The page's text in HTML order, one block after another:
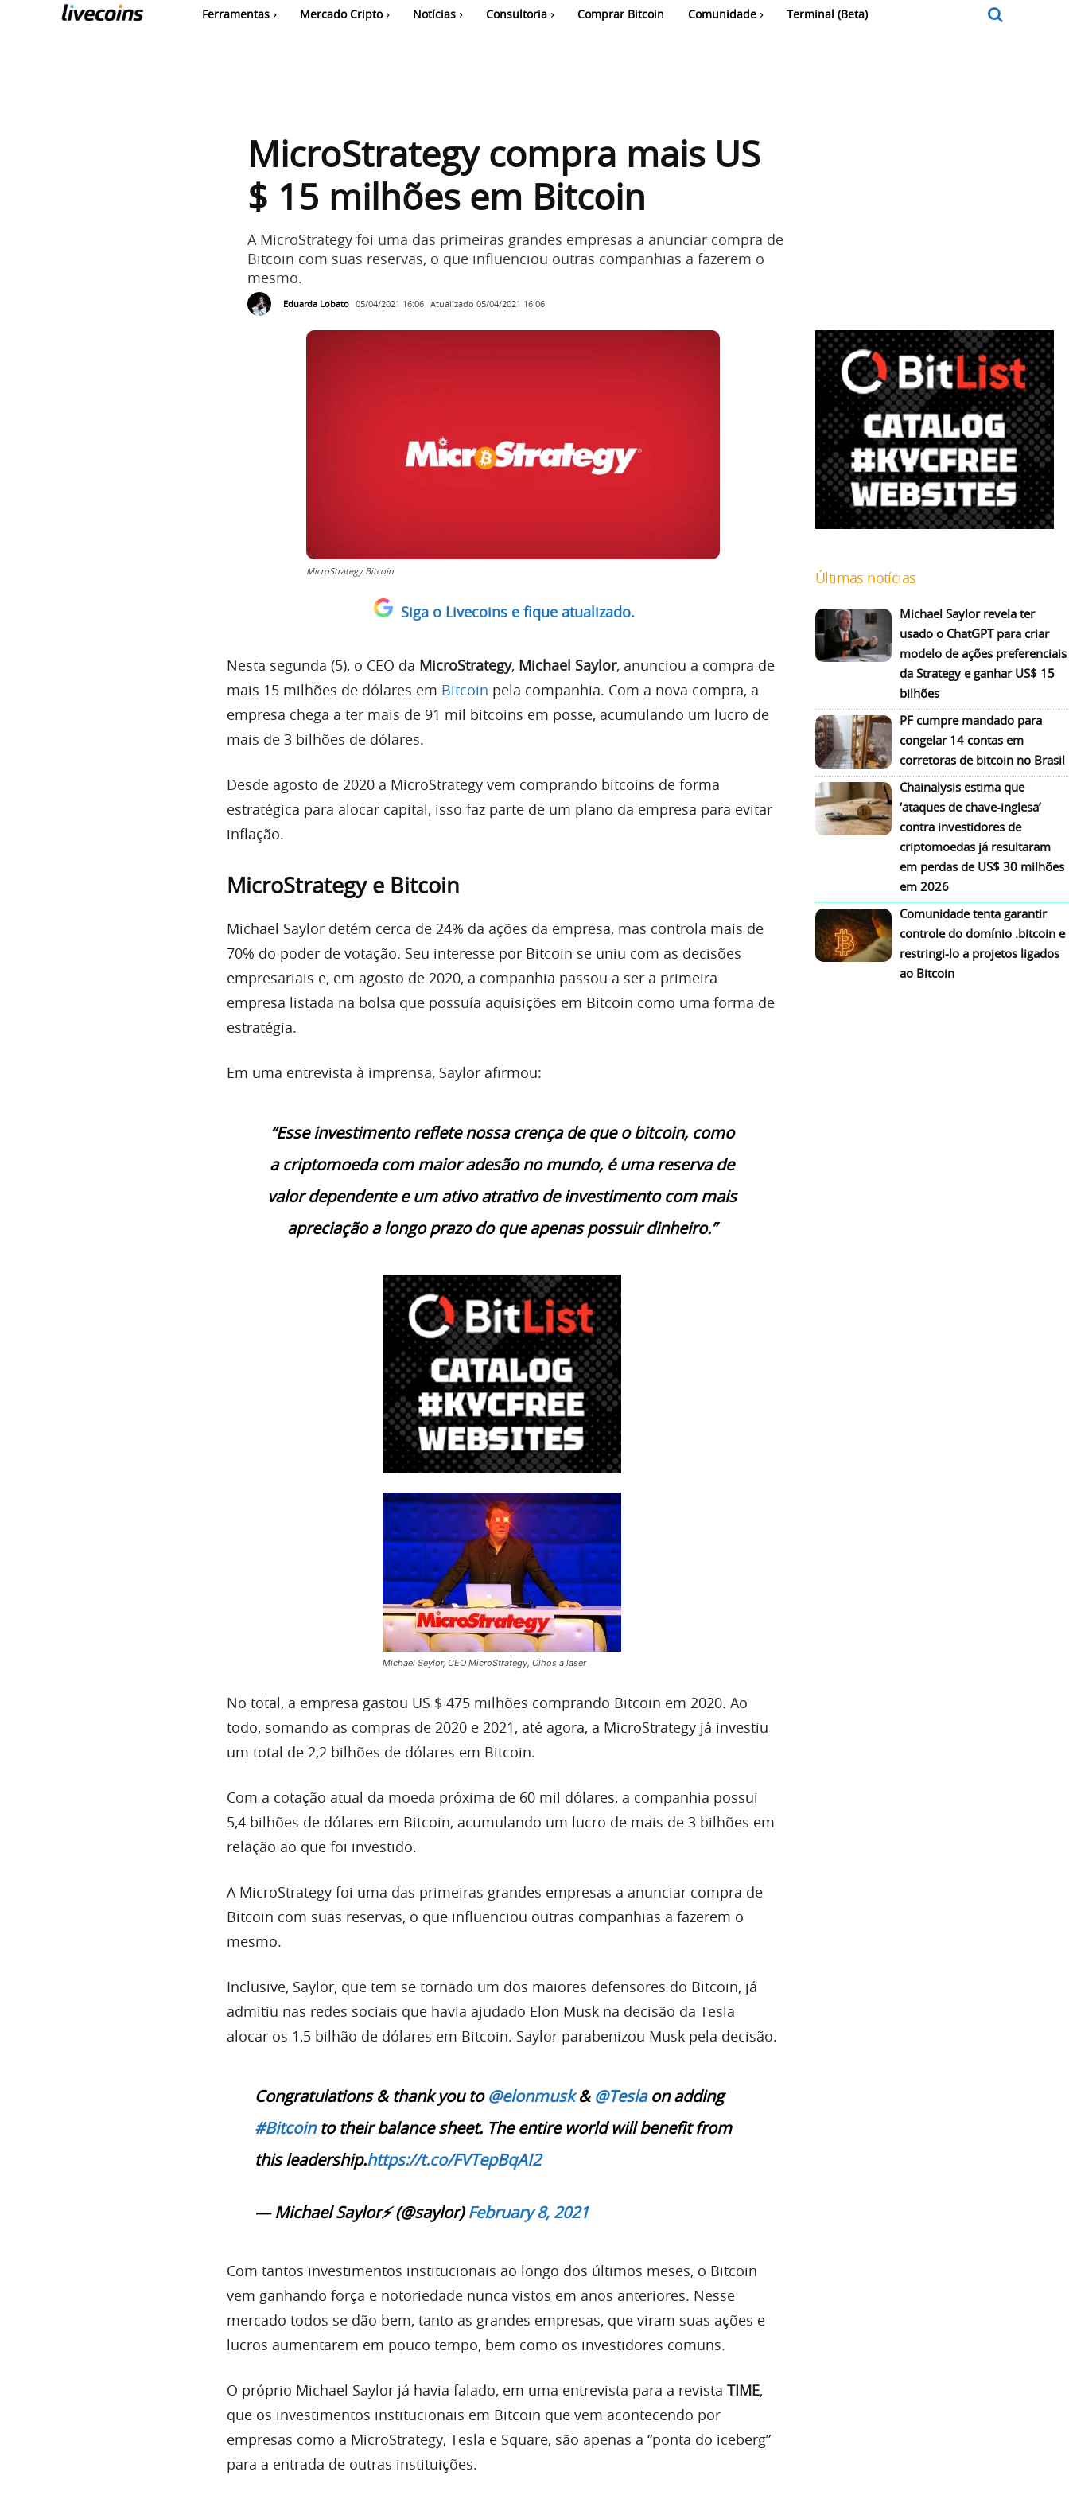
Ferramentas Mercado Cripto Notícias Consultoria Comprar Bitcoin Comunidade Terminal (Beta)
MicroStrategy compra mais US
$ 15 milhões em Bitcoin
A MicroStrategy foi uma das primeiras grandes empresas a anunciar compra de
Bitcoin com suas reservas, o que influenciou outras companhias a fazerem o
mesmo.
Eduarda Lobato 05/04/2021 16:06 Atualizado 05/04/2021 16:06
MicroStrategy Bitcoin
Siga o Livecoins e fique atualizado.
Nesta segunda (5), o CEO da MicroStrategy, Michael Saylor, anunciou a compra de
mais 15 milhões de dólares em Bitcoin pela companhia. Com a nova compra, a
empresa chega a ter mais de 91 mil bitcoins em posse, acumulando um lucro de
mais de 3 bilhões de dólares.
Desde agosto de 2020 a MicroStrategy vem comprando bitcoins de forma
estratégica para alocar capital, isso faz parte de um plano da empresa para evitar
inflação.
MicroStrategy e Bitcoin
Michael Saylor detém cerca de 24% da ações da empresa, mas controla mais de
70% do poder de votação. Seu interesse por Bitcoin se uniu com as decisões
empresariais e, em agosto de 2020, a companhia passou a ser a primeira
empresa listada na bolsa que possuía aquisições em Bitcoin como uma forma de
estratégia.
Em uma entrevista à imprensa, Saylor afirmou:
“Esse investimento reflete nossa crença de que o bitcoin, como
a criptomoeda com maior adesão no mundo, é uma reserva de
valor dependente e um ativo atrativo de investimento com mais
apreciação a longo prazo do que apenas possuir dinheiro.”
Michael Seylor, CEO MicroStrategy, Olhos a laser
No total, a empresa gastou US $ 475 milhões comprando Bitcoin em 2020. Ao
todo, somando as compras de 2020 e 2021, até agora, a MicroStrategy já investiu
um total de 2,2 bilhões de dólares em Bitcoin.
Com a cotação atual da moeda próxima de 60 mil dólares, a companhia possui
5,4 bilhões de dólares em Bitcoin, acumulando um lucro de mais de 3 bilhões em
relação ao que foi investido.
A MicroStrategy foi uma das primeiras grandes empresas a anunciar compra de
Bitcoin com suas reservas, o que influenciou outras companhias a fazerem o
mesmo.
Inclusive, Saylor, que tem se tornado um dos maiores defensores do Bitcoin, já
admitiu nas redes sociais que havia ajudado Elon Musk na decisão da Tesla
alocar os 1,5 bilhão de dólares em Bitcoin. Saylor parabenizou Musk pela decisão.
Congratulations & thank you to@elonmusk&@Teslaon adding
#Bitcointo their balance sheet. The entire world will benefit from
this leadership.https://t.co/FVTepBqAI2
— Michael Saylor⚡️ (@saylor)February 8, 2021
Com tantos investimentos institucionais ao longo dos últimos meses, o Bitcoin
vem ganhando força e notoriedade nunca vistos em anos anteriores. Nesse
mercado todos se dão bem, tanto as grandes empresas, que viram suas ações e
lucros aumentarem em pouco tempo, bem como os investidores comuns.
O próprio Michael Saylor já havia falado, em uma entrevista para a revista TIME,
que os investimentos institucionais em Bitcoin que vem acontecendo por
empresas como a MicroStrategy, Tesla e Square, são apenas a “ponta do iceberg”
para a entrada de outras instituições.
Últimas notícias
Michael Saylor revela ter
usado o ChatGPT para criar
modelo de ações preferenciais
da Strategy e ganhar US$ 15
bilhões
PF cumpre mandado para
congelar 14 contas em
corretoras de bitcoin no Brasil
Chainalysis estima que
‘ataques de chave-inglesa’
contra investidores de
criptomoedas já resultaram
em perdas de US$ 30 milhões
em 2026
Comunidade tenta garantir
controle do domínio .bitcoin e
restringi-lo a projetos ligados
ao Bitcoin